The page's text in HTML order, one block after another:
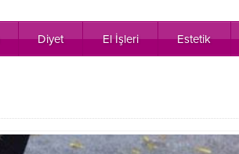
Diyet El İşleri Estetik